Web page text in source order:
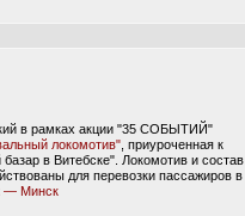
в рамках акции "35 СОБЫТИЙ"
локомотив" , приуроченная к
в Витебске". Локомотив и состав
для перевозки пассажиров в
— Минск